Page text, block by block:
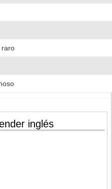
raro
inglés